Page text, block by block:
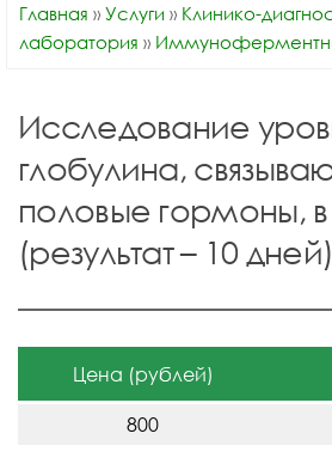
Главная » Услуги » Клинико-
лаборатория »
Исследование
глобулина,
половые гормоны,
(результат – 10 дней)
Цена (рублей)
800